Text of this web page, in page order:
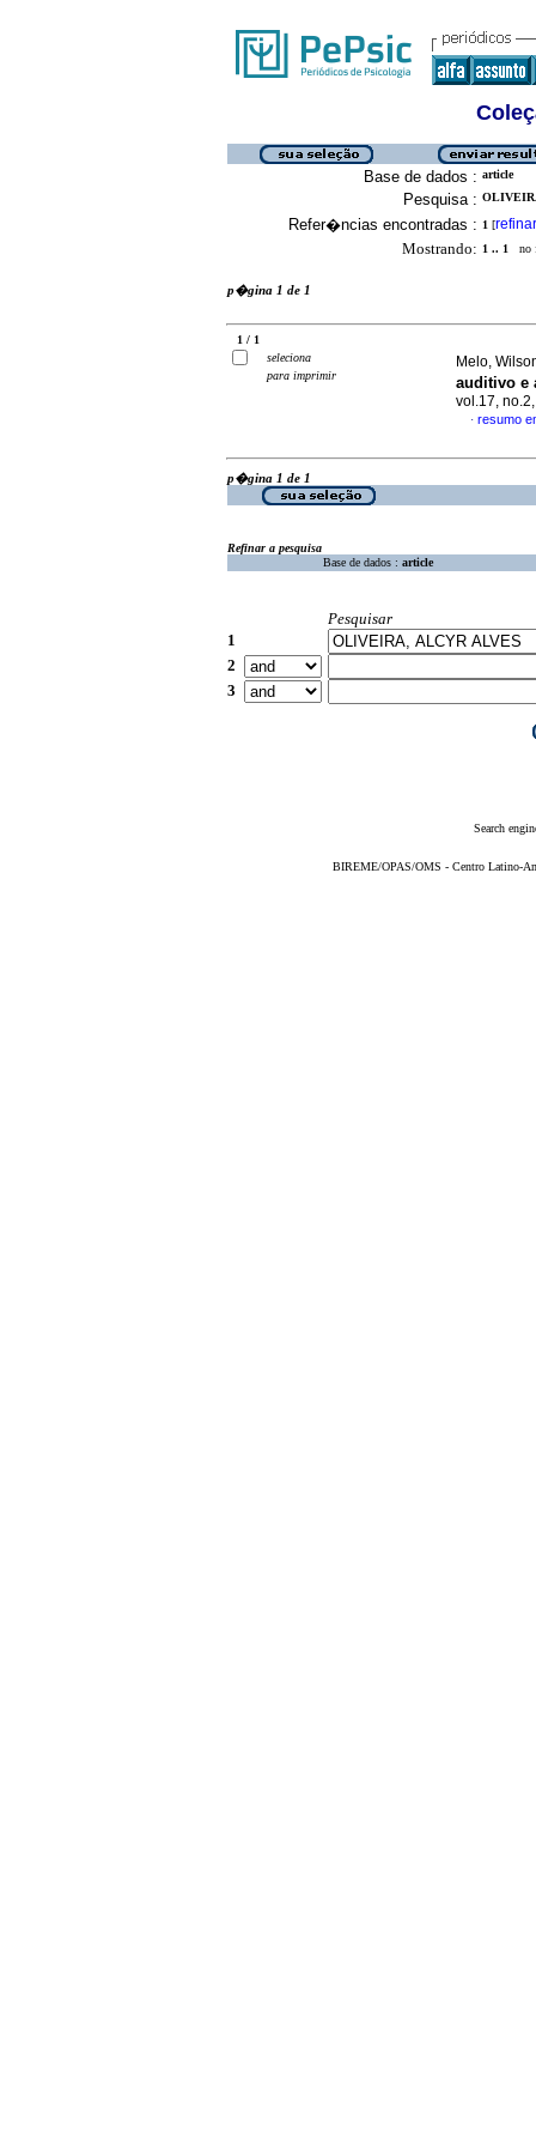
Base de dados : article
Pesquisa :
Refer�ncias encontradas : 1 [refinar
Mostrando: 1 .. 1 no
p�gina 1 de 1
1 / 1
seleciona
para imprimir
Melo,
auditivo e
vol.17,
· resumo
p�gina 1 de 1
Refinar a pesquisa
Base de dados : article
Pesquisar
1
2
3
Search
BIREME/OPAS/OMS - Centro Latino-